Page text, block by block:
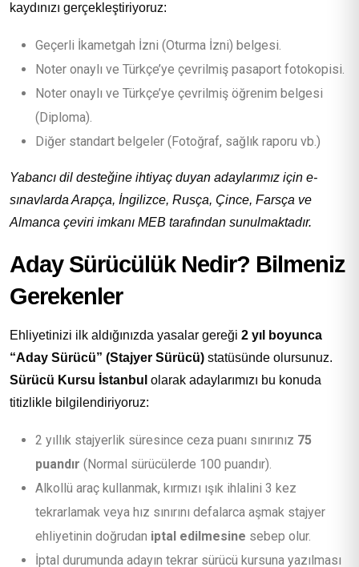
kaydınızı gerçekleştiriyoruz:
Geçerli İkametgah İzni (Oturma İzni) belgesi.
Noter onaylı ve Türkçe’ye çevrilmiş pasaport fotokopisi.
Noter onaylı ve Türkçe’ye çevrilmiş öğrenim belgesi
(Diploma).
Diğer standart belgeler (Fotoğraf, sağlık raporu vb.)
Yabancı dil desteğine ihtiyaç duyan adaylarımız için e-
sınavlarda Arapça, İngilizce, Rusça, Çince, Farsça ve
Almanca çeviri imkanı MEB tarafından sunulmaktadır.
Aday Sürücülük Nedir? Bilmeniz
Gerekenler
Ehliyetinizi ilk aldığınızda yasalar gereği 2 yıl boyunca
“Aday Sürücü” (Stajyer Sürücü) statüsünde olursunuz.
Sürücü Kursu İstanbul olarak adaylarımızı bu konuda
titizlikle bilgilendiriyoruz:
2 yıllık stajyerlik süresince ceza puanı sınırınız 75
puandır (Normal sürücülerde 100 puandır).
Alkollü araç kullanmak, kırmızı ışık ihlalini 3 kez
tekrarlamak veya hız sınırını defalarca aşmak stajyer
ehliyetinin doğrudan iptal edilmesine sebep olur.
İptal durumunda adayın tekrar sürücü kursuna yazılması